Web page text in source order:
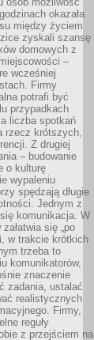
okazała
między życiem
zyskali szansę
domowych z
–
wcześniej
Firmy
potrafi być
przypadkach
liczba spotkań
rzecz krótszych,
Z drugiej
– budowanie
o kulturę
wypaleniu
spędzają długie
Jednym z
komunikacja. W
się „po
w trakcie krótkich
trzeba to
komunikatorów,
znaczenie
zadania, ustalać
realistycznych
Firmy,
reguły
z przejściem na